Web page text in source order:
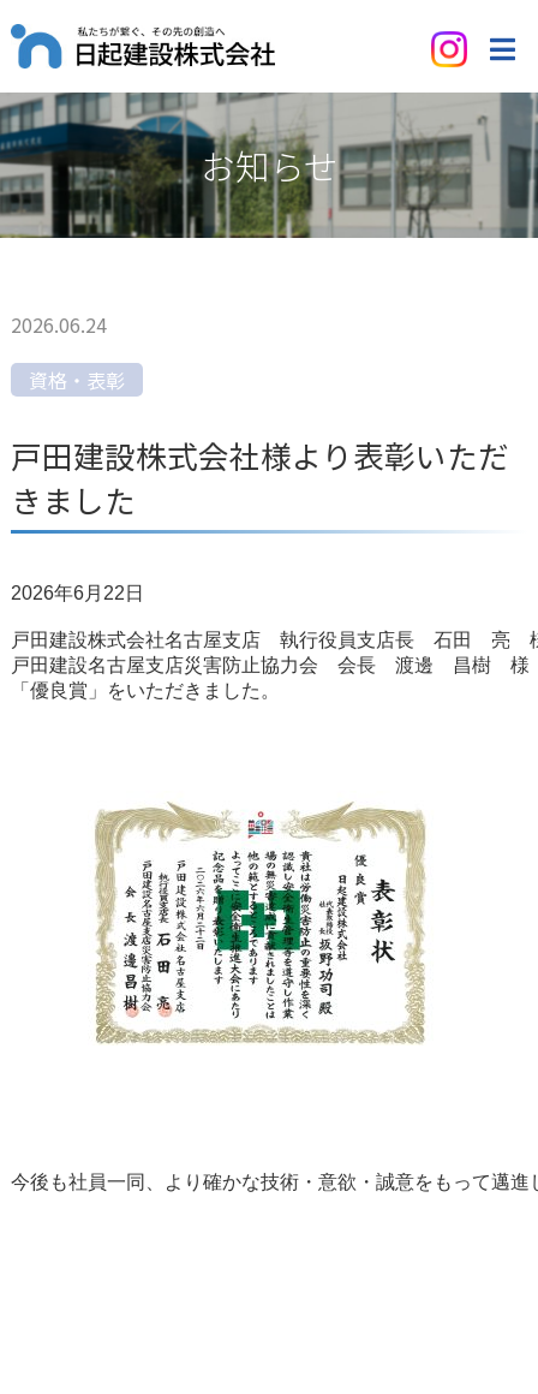
お知らせ
2026.06.24
資格・表彰
戸田建設株式会社様より表彰いただ
きました
2026年6月22日
戸田建設株式会社名古屋支店　執行役員支店長　石田　亮
戸田建設名古屋支店災害防止協力会　会長　渡邊　昌樹　様
「優良賞」をいただきました。
今後も社員一同、より確かな技術・意欲・誠意をもって邁進